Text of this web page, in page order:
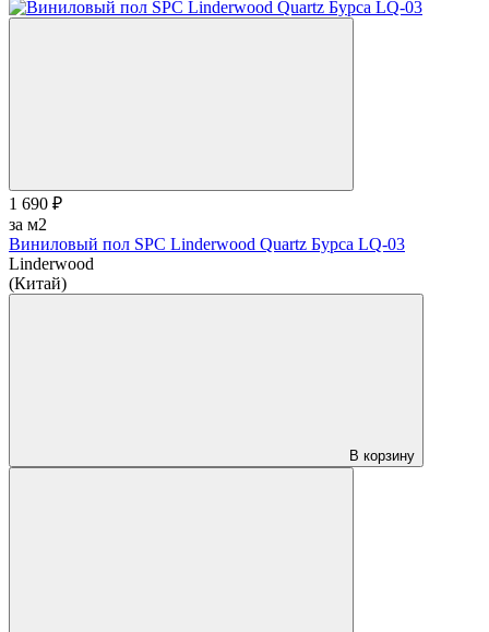
1 690 ₽
за м2
Виниловый пол SPC Linderwood Quartz Бурса LQ-03
Linderwood
(Китай)
В корзину